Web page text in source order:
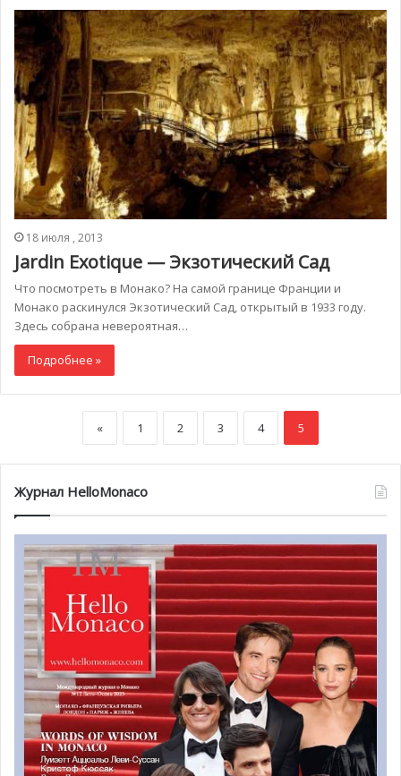
18 июля , 2013
Jardin Exotique — Экзотический Сад
Что посмотреть в Монако? На самой границе Франции и
Монако раскинулся Экзотический Сад, открытый в 1933 году.
Здесь собрана невероятная…
Подробнее »
« 1 2 3 4 5
Журнал HelloMonaco